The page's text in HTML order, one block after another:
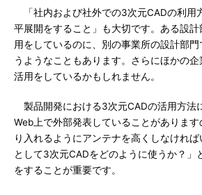
「社内および社外での3次元CADの利用
平展開をすること」も大切です。ある設
用をしているのに、別の事業所の設計部
うようなこともあります。さらにほかの
活用をしているかもしれません。
製品開発における3次元CADの活用方法
Web上で外部発表していることがありま
り入れるようにアンテナを高くしなけれ
として3次元CADをどのように使うか？」
をすることが重要です。